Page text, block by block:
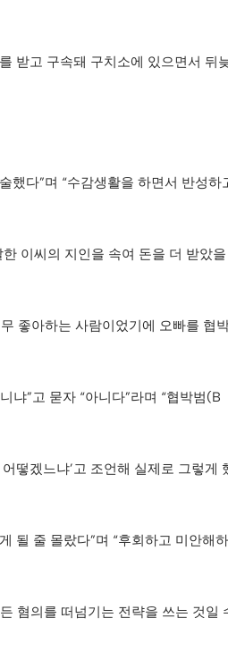
받고 구속돼 구치소에 있으면서 뒤
했다”며 “수감생활을 하면서 반성하
이씨의 지인을 속여 돈을 더 받았을
좋아하는 사람이었기에 오빠를 협
냐”고 묻자 “아니다”라며 “협박범(B
떻겠느냐’고 조언해 실제로 그렇게
될 줄 몰랐다”며 “후회하고 미안해하
혐의를 떠넘기는 전략을 쓰는 것일